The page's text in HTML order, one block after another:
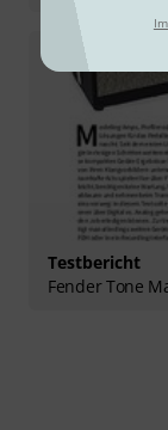
Testbericht
Fender Tone